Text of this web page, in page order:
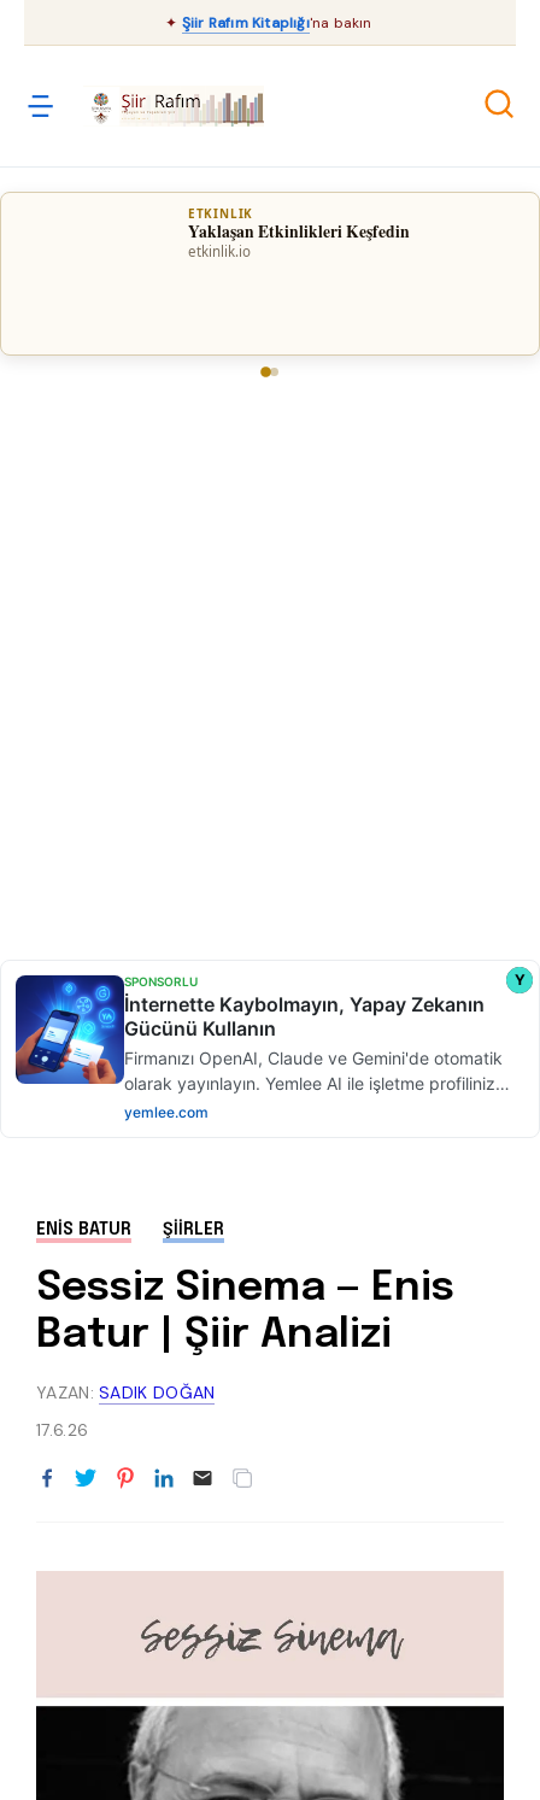
✦ Şiir Rafım Kitaplığı'na bakın
ETKINLIK
Yaklaşan Etkinlikleri Keşfedin
etkinlik.io
ENIS BATUR ŞIIRLER
Sessiz Sinema — Enis
Batur | Şiir Analizi
YAZAN:SADIK DOĞAN
17.6.26